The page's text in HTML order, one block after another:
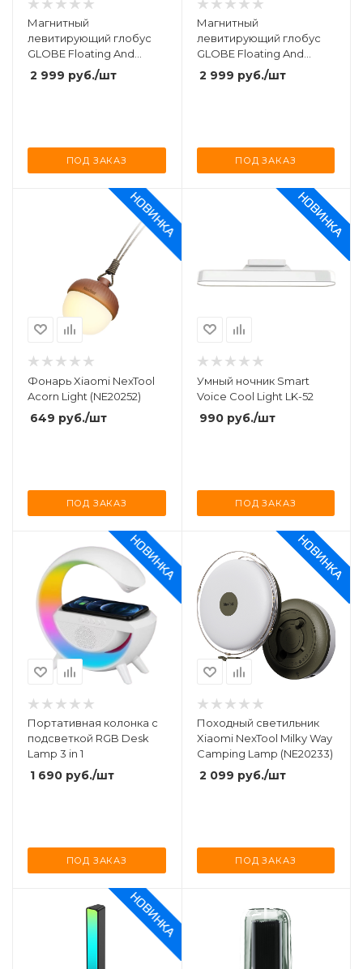
Магнитный
левитирующий глобус
GLOBE Floating And
Rotating In Midair White
2 999 руб./шт
ПОД ЗАКАЗ
Магнитный
левитирующий глобус
GLOBE Floating And
Rotating In Midair Black
2 999 руб./шт
ПОД ЗАКАЗ
Фонарь Xiaomi NexTool
Acorn Light (NE20252)
649 руб./шт
ПОД ЗАКАЗ
Умный ночник Smart
Voice Cool Light LK-52
990руб./шт
ПОД ЗАКАЗ
Портативная колонка с
подсветкой RGB Desk
Lamp 3 in 1
1 690 руб./шт
ПОД ЗАКАЗ
Походный светильник
Xiaomi NexTool Milky Way
Camping Lamp (NE20233)
2 099 руб./шт
ПОД ЗАКАЗ